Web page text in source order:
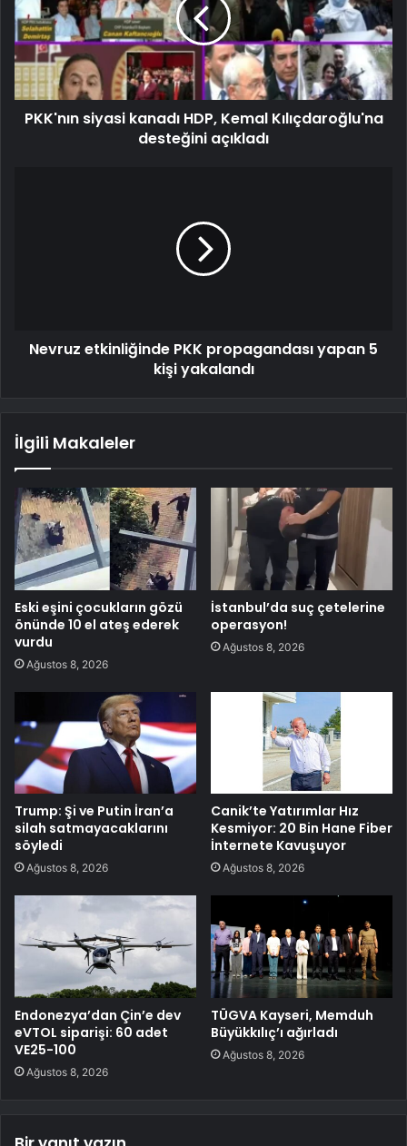
PKK'nın siyasi kanadı HDP, Kemal Kılıçdaroğlu'na
desteğini açıkladı
Nevruz etkinliğinde PKK propagandası yapan 5
kişi yakalandı
İlgili Makaleler
Eski eşini çocukların gözü
önünde 10 el ateş ederek
vurdu
Ağustos 8, 2026
İstanbul’da suç çetelerine
operasyon!
Ağustos 8, 2026
Trump: Şi ve Putin İran’a
silah satmayacaklarını
söyledi
Ağustos 8, 2026
Canik’te Yatırımlar Hız
Kesmiyor: 20 Bin Hane Fiber
İnternete Kavuşuyor
Ağustos 8, 2026
Endonezya’dan Çin’e dev
eVTOL siparişi: 60 adet
VE25-100
Ağustos 8, 2026
TÜGVA Kayseri, Memduh
Büyükkılıç’ı ağırladı
Ağustos 8, 2026